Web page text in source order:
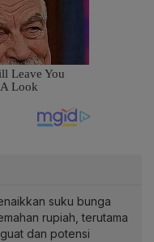
suku bunga
rupiah, terutama
dan potensi